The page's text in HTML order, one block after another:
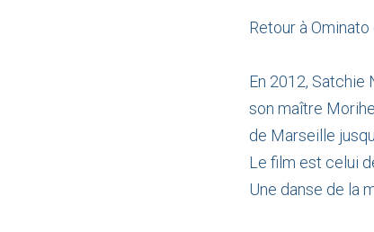
Retour à
En 2012,
son maître
de Marseille
Le film est celui
Une danse de la